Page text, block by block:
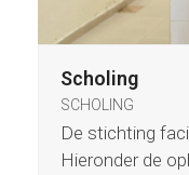
Scholing
SCHOLING
De stichting
Hieronder de